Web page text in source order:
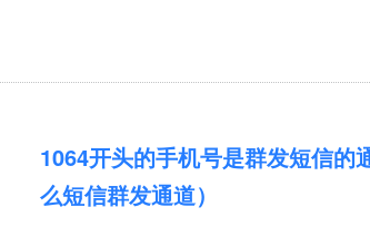
1064开头的手机号是群发短信的
么短信群发通道）